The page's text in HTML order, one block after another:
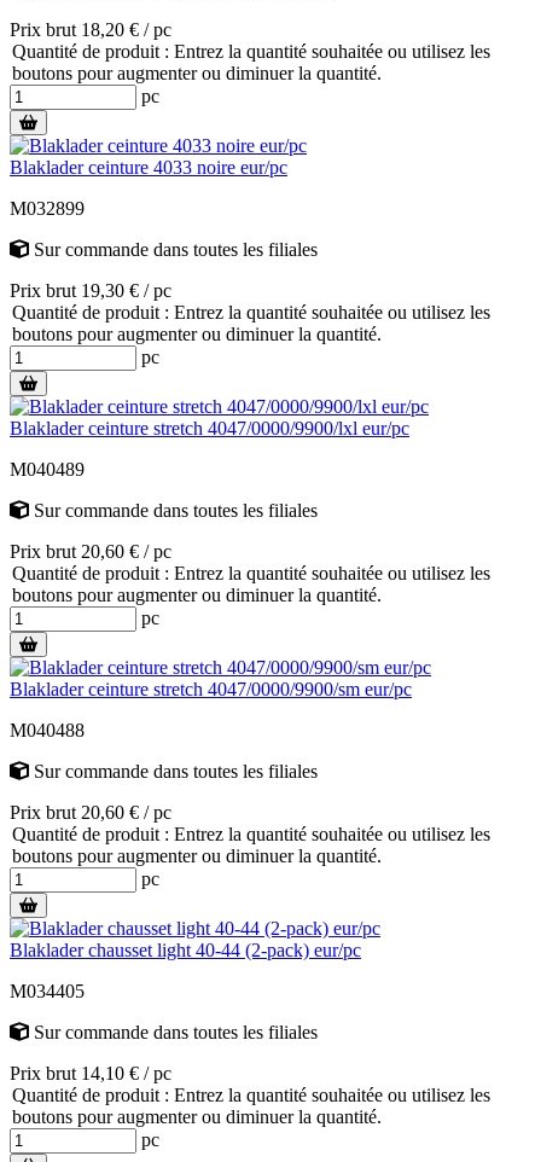
Prix brut 18,20 € / pc
Quantité de produit : Entrez la quantité souhaitée ou utilisez les
boutons pour augmenter ou diminuer la quantité.
pc
Blaklader ceinture 4033 noire eur/pc
M032899
Sur commande dans toutes les filiales
Prix brut 19,30 € / pc
Quantité de produit : Entrez la quantité souhaitée ou utilisez les
boutons pour augmenter ou diminuer la quantité.
pc
Blaklader ceinture stretch 4047/0000/9900/lxl eur/pc
M040489
Sur commande dans toutes les filiales
Prix brut 20,60 € / pc
Quantité de produit : Entrez la quantité souhaitée ou utilisez les
boutons pour augmenter ou diminuer la quantité.
pc
Blaklader ceinture stretch 4047/0000/9900/sm eur/pc
M040488
Sur commande dans toutes les filiales
Prix brut 20,60 € / pc
Quantité de produit : Entrez la quantité souhaitée ou utilisez les
boutons pour augmenter ou diminuer la quantité.
pc
Blaklader chausset light 40-44 (2-pack) eur/pc
M034405
Sur commande dans toutes les filiales
Prix brut 14,10 € / pc
Quantité de produit : Entrez la quantité souhaitée ou utilisez les
boutons pour augmenter ou diminuer la quantité.
pc